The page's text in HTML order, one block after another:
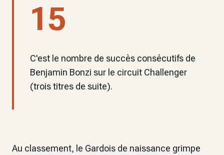
15
C'est le nombre de succès consécutifs de
Benjamin Bonzi sur le circuit Challenger
(trois titres de suite).
Au classement, le Gardois de naissance grimpe